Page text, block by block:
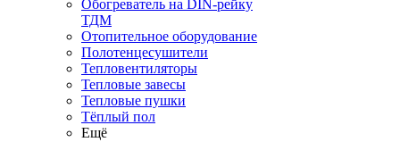
Обогреватель на DIN-рейку
ТДМ
Отопительное оборудование
Полотенцесушители
Тепловентиляторы
Тепловые завесы
Тепловые пушки
Тёплый пол
Ещё